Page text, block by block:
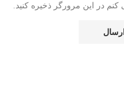
در این مرورگر ذخیره کنید.